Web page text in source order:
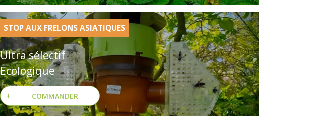
STOP AUX FRELONS ASIATIQUES
Ultra sélectif
Ecologique
+ COMMANDER